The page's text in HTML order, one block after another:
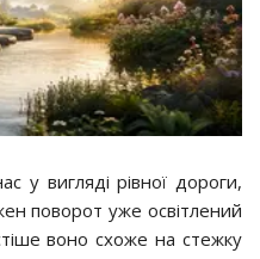
у вигляді рівної дороги,
поворот уже освітлений
воно схоже на стежку